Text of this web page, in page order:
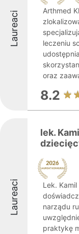
Laureaci
Arthmed
leczeniu
oraz
8.2
Laureaci
lek.
Lek.
narządu
praktykę